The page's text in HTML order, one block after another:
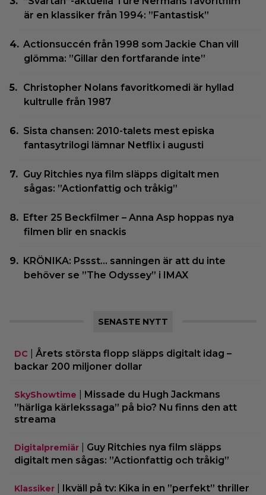
är en klassiker från 1994: ”Fantastisk”
Actionsuccén från 1998 som Jackie Chan vill
glömma: ”Gillar den fortfarande inte”
Christopher Nolans favoritkomedi är hyllad
kultrulle från 1987
Sista chansen: 2010-talets mest episka
fantasytrilogi lämnar Netflix i augusti
Guy Ritchies nya film släpps digitalt men
sågas: ”Actionfattig och tråkig”
Efter 25 Beckfilmer – Anna Asp hoppas nya
filmen blir en snackis
KRÖNIKA: Pssst… sanningen är att du inte
behöver se ”The Odyssey” i IMAX
SENASTE NYTT
DC
Årets största flopp släpps digitalt idag –
backar 200 miljoner dollar
SkyShowtime
Missade du Hugh Jackmans
”härliga kärlekssaga” på bio? Nu finns den att
streama
Digitalpremiär
Guy Ritchies nya film släpps
digitalt men sågas: ”Actionfattig och tråkig”
Klassiker
Ikväll på tv: Kika in en ”perfekt” thriller